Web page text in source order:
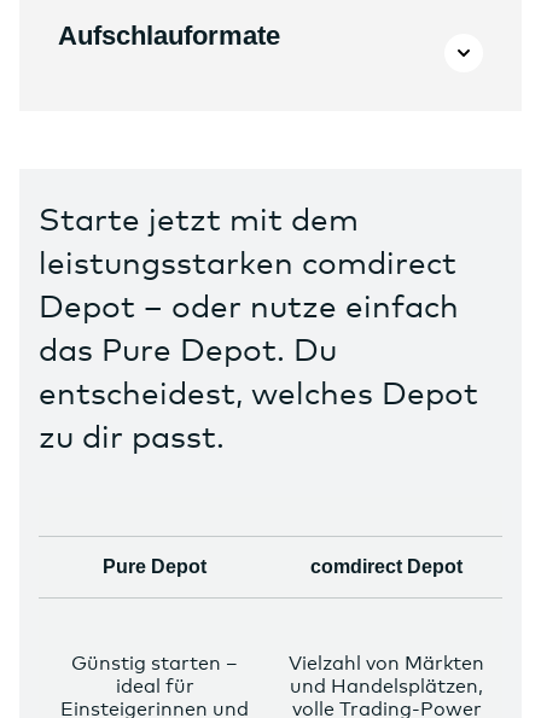
Aufschlau­formate
Starte jetzt mit dem
leistungsstarken comdirect
Depot – oder nutze einfach
das Pure Depot. Du
entscheidest, welches Depot
zu dir passt.
Pure Depot comdirect Depot
Günstig starten –
ideal für
Einsteigerinnen und
Vielzahl von Märkten
und Handelsplätzen,
volle Trading-Power